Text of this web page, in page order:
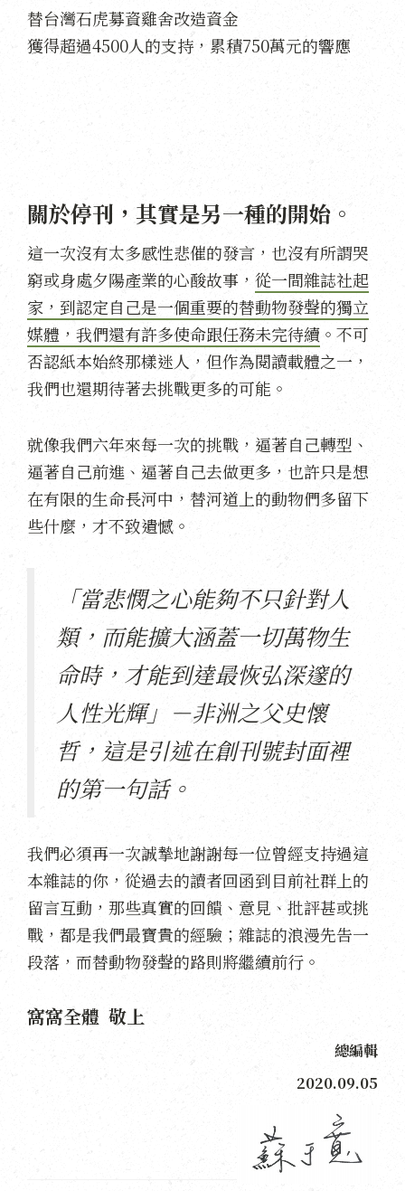
替台灣石虎募資雞舍改造資金
獲得超過4500人的支持，累積750萬元的響應
關於停刊，其實是另一種的開始。
這一次沒有太多感性悲催的發言，也沒有所謂哭
窮或身處夕陽產業的心酸故事， 從一間雜誌社起
家，到認定自己是一個重要的替動物發聲的獨立
媒體，我們還有許多使命跟任務未完待續 。不可
否認紙本始終那樣迷人，但作為閱讀載體之一，
我們也還期待著去挑戰更多的可能。
就像我們六年來每一次的挑戰，逼著自己轉型、
逼著自己前進、逼著自己去做更多，也許只是想
在有限的生命長河中，替河道上的動物們多留下
些什麼，才不致遺憾。
「當悲憫之心能夠不只針對人
類，而能擴大涵蓋一切萬物生
命時，才能到達最恢弘深邃的
人性光輝」－非洲之父史懷
哲，這是引述在創刊號封面裡
的第一句話。
我們必須再一次誠摯地謝謝每一位曾經支持過這
本雜誌的你，從過去的讀者回函到目前社群上的
留言互動，那些真實的回饋、意見、批評甚或挑
戰，都是我們最寶貴的經驗；雜誌的浪漫先告一
段落，而替動物發聲的路則將繼續前行。
窩窩全體 敬上
總編輯
2020.09.05